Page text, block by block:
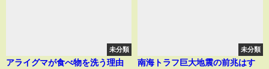
未分類
アライグマが食べ物を洗う理由
未分類
南海トラフ巨大地震の前兆はす